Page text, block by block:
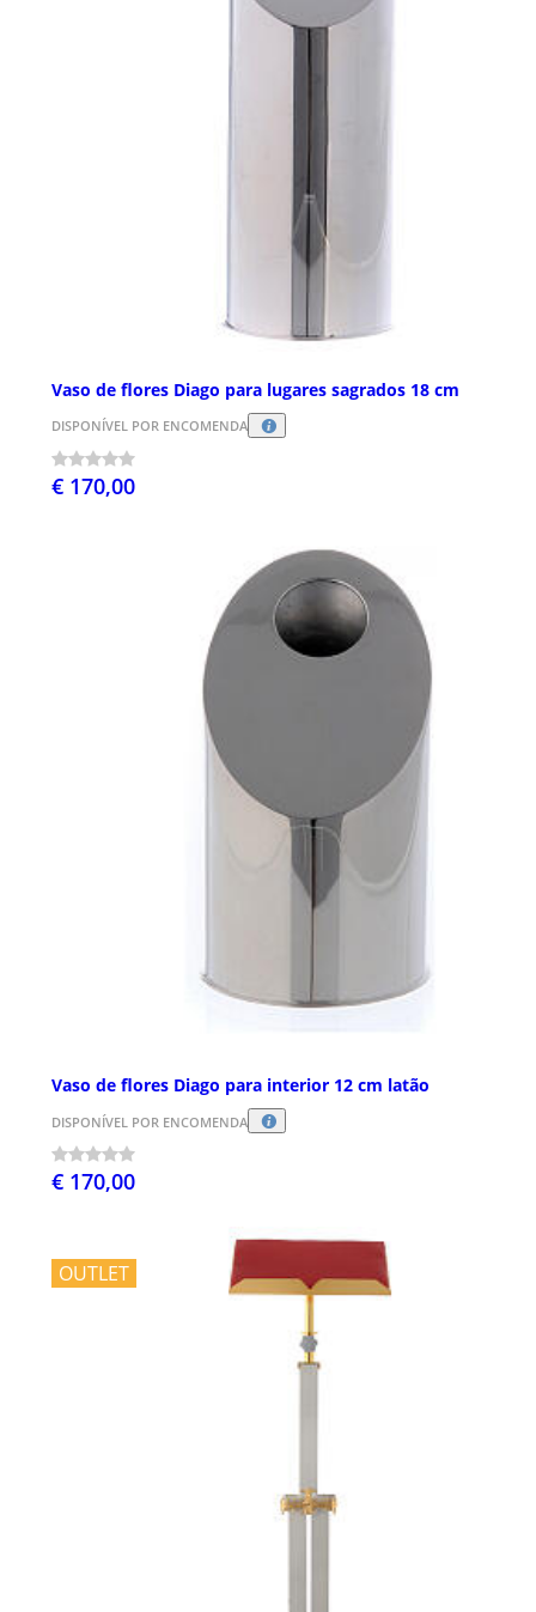
Vaso de flores Diago para lugares sagrados 18 cm
DISPONÍVEL POR ENCOMENDA
€ 170,00
Vaso de flores Diago para interior 12 cm latão
DISPONÍVEL POR ENCOMENDA
€ 170,00
OUTLET